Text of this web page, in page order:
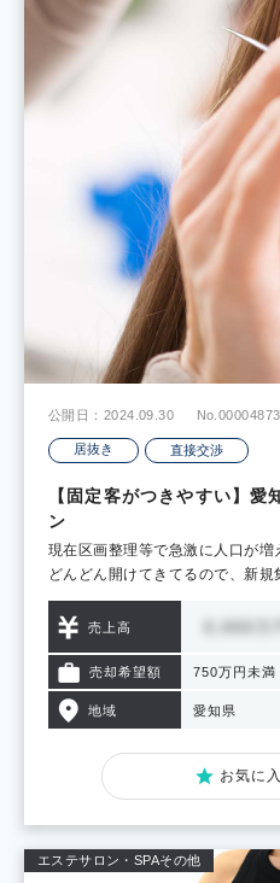
公開日：2024.09.30 No.00004873
居抜き 直接交渉
【固定客がつきやすい】愛
ン
現在区画整理等で急激に人口が増
どんどん開けてきてるので、新
売上高
売却希望額 750万円未満
地域 愛知県
お気に
エステサロン・SPAその他